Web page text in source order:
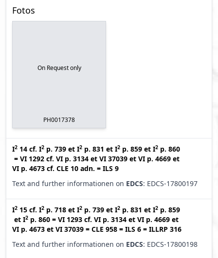
Fotos
On Request only
PH0017378
I2 14 cf. I2 p. 739 et I2 p. 831 et I2 p. 859 et I2 p. 860
= VI 1292 cf. VI p. 3134 et VI 37039 et VI p. 4669 et
VI p. 4673 cf. CLE 10 adn. = ILS 9
Text and further informationen on EDCS: EDCS-17800197
I2 15 cf. I2 p. 718 et I2 p. 739 et I2 p. 831 et I2 p. 859
et I2 p. 860 = VI 1293 cf. VI p. 3134 et VI p. 4669 et
VI p. 4673 et VI 37039 = CLE 958 = ILS 6 = ILLRP 316
Text and further informationen on EDCS: EDCS-17800198